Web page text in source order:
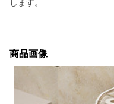
します。
商品画像